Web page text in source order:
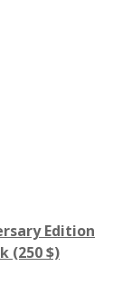
Edition
(250 $)